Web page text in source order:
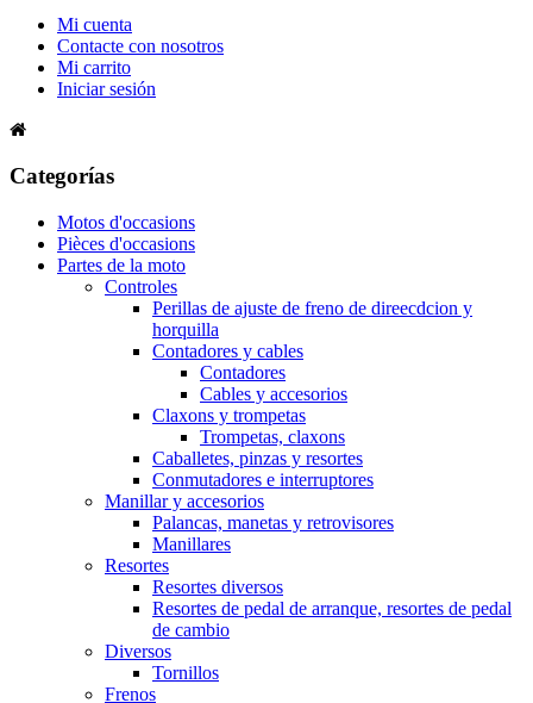
Mi cuenta
Contacte con nosotros
Mi carrito
Iniciar sesión
Categorías
Motos d'occasions
Pièces d'occasions
Partes de la moto
Controles
Perillas de ajuste de freno de direecdcion y
horquilla
Contadores y cables
Contadores
Cables y accesorios
Claxons y trompetas
Trompetas, claxons
Caballetes, pinzas y resortes
Conmutadores e interruptores
Manillar y accesorios
Palancas, manetas y retrovisores
Manillares
Resortes
Resortes diversos
Resortes de pedal de arranque, resortes de pedal
de cambio
Diversos
Tornillos
Frenos